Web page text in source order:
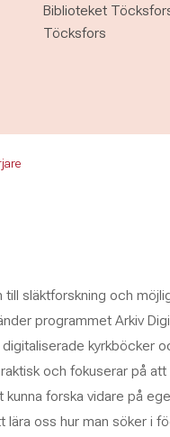
Biblioteket
Töcksfors
Nybörjare
till släktforskning och
programmet Arkiv
kyrkböcker
och fokuserar på
forska vidare på
lära oss hur man söker i